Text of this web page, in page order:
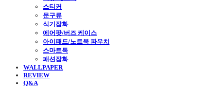
스티커
문구류
식기잡화
에어팟/버즈 케이스
아이패드/노트북 파우치
스마트톡
패션잡화
WALLPAPER
REVIEW
Q&A